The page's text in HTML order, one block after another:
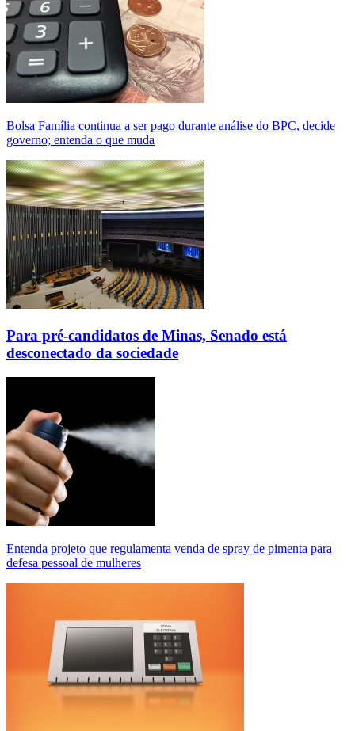
Bolsa Família continua a ser pago durante análise do BPC, decide
governo; entenda o que muda
Para pré-candidatos de Minas, Senado está
desconectado da sociedade
Entenda projeto que regulamenta venda de spray de pimenta para
defesa pessoal de mulheres